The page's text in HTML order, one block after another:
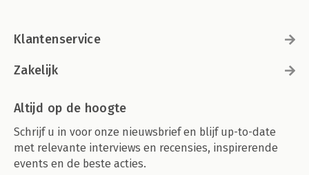
Klantenservice
Zakelijk
Altijd op de hoogte
Schrijf u in voor onze nieuwsbrief en blijf up-to-date
met relevante interviews en recensies, inspirerende
events en de beste acties.